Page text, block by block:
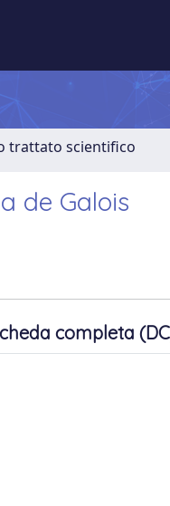
trattato scientifico
de Galois
completa